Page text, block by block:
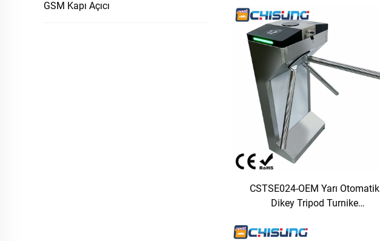
GSM Kapı Açıcı
Kontrol Ünitesi, Anahtar
CSTSE024-OEM Yarı Otomatik
Dikey Tripod Turnike
SUS304 Malzeme